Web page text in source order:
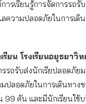
ารเรียนรู้การจัดการรถรั
วามปลอดภัยในการเดิ
น โรงเรียนอยุธยาวิท
รถรับส่งนักเรียปลอดภัย
ปลอดภัยในการเดินทางข
99 คัน และมีนักเรียนใช้